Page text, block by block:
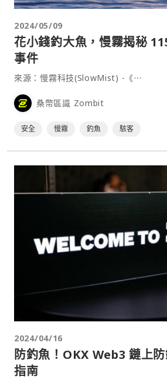
2024/05/09
花小錢釣大魚，慢霧揭秘
事件
來源：慢霧科技(SlowMist) -《⋯
桑幣區識 Zombit
安全 慢霧 釣魚 駭客
2024/04/16
防釣魚！OKX Web3 鏈上
指南